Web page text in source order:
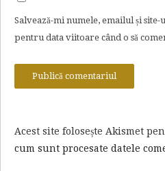
Salvează-mi numele, emailul și
pentru data viitoare când o să
Acest site folosește Akismet
cum sunt procesate datele